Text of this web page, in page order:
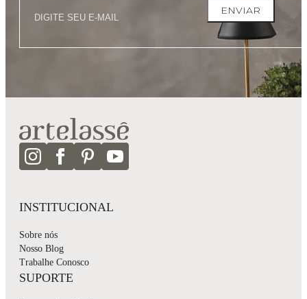
ENVIAR
INSTITUCIONAL
Sobre nós
Nosso Blog
Trabalhe Conosco
SUPORTE